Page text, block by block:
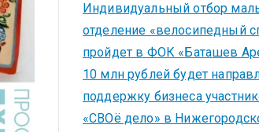
Индивидуальный отбор
отделение «велосипедный
пройдет в ФОК «Баташев
10 млн рублей будет
поддержку бизнеса
«СВОё дело» в